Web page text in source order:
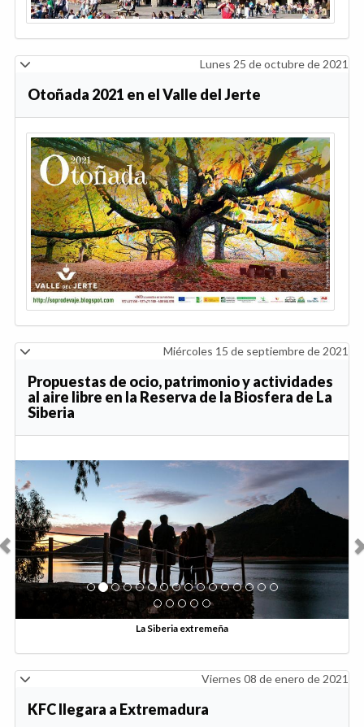
Lunes 25 de octubre de 2021
Otoñada 2021 en el Valle del Jerte
Miércoles 15 de septiembre de 2021
Propuestas de ocio, patrimonio y actividades
al aire libre en la Reserva de la Biosfera de La
Siberia
La Siberia extremeña
Anterior
Viernes 08 de enero de 2021
KFC llegara a Extremadura